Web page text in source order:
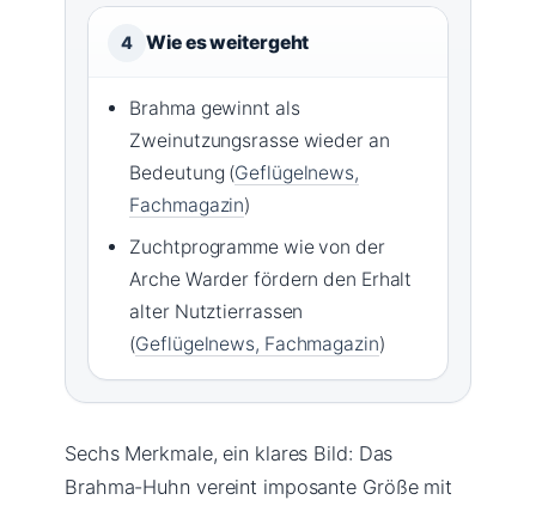
4 Wie es weitergeht
Brahma gewinnt als
Zweinutzungsrasse wieder an
Bedeutung (Geflügelnews,
Fachmagazin)
Zuchtprogramme wie von der
Arche Warder fördern den Erhalt
alter Nutztierrassen
(Geflügelnews, Fachmagazin)
Sechs Merkmale, ein klares Bild: Das
Brahma-Huhn vereint imposante Größe mit